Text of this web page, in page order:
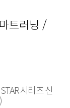
트러닝 /
시리즈 신